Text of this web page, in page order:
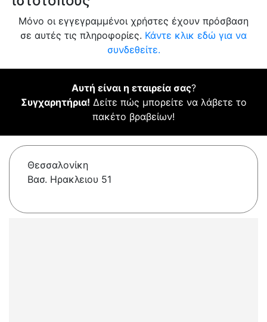
Μόνο οι εγγεγραμμένοι χρήστες έχουν πρόσβαση
σε αυτές τις πληροφορίες. Κάντε κλικ εδώ για να
συνδεθείτε.
Αυτή είναι η εταιρεία σας?
Συγχαρητήρια! Δείτε πώς μπορείτε να λάβετε το
πακέτο βραβείων!
Θεσσαλονίκη
Βασ. Ηρακλειου 51